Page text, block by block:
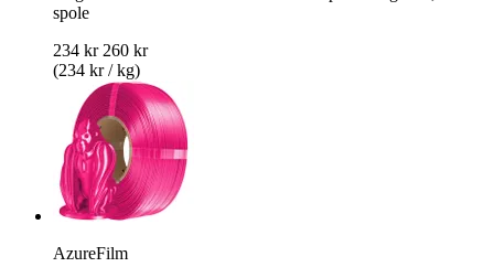
spole
234 kr 260 kr
(234 kr / kg)
AzureFilm